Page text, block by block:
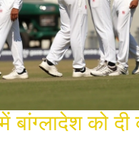
को दी